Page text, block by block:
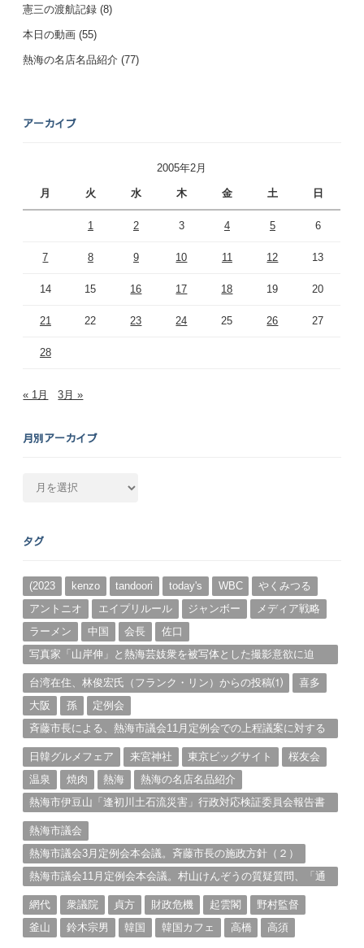
憲三の渡航記録 (8)
本日の動画 (55)
熱海の名店名品紹介 (77)
アーカイブ
2005年2月
月 火 水 木 金 土 日
1 2 3 4 5 6
7 8 9 10 11 12 13
14 15 16 17 18 19 20
21 22 23 24 25 26 27
28
« 1月 3月 »
月別アーカイブ
カ
ブ
タグ
(2023 kenzo tandoori today's WBC
やくみつる
アントニオ
エイプリルール ジャンボー
メディア戦略
ラーメン
中国 会長
佐口
写真家「山岸伸」と熱海芸妓衆を被写体とした撮影意欲に迫
台湾在住、林俊宏氏（フランク・リン）からの投稿⑴
喜多
大阪
孫
定例会
斉藤市長による、熱海市議会11月定例会での上程議案に対する
日韓グルメフェア
来宮神社 東京ビッグサイト
桜友会
温泉
焼肉 熱海
熱海の名店名品紹介
熱海市伊豆山「逢初川土石流災害」行政対応検証委員会報告書
熱海市議会
熱海市議会3月定例会本会議。斉藤市長の施政方針（２）
熱海市議会11月定例会本会議。村山けんぞうの質疑質問、「通
網代
衆議院 貞方 財政危機 起雲閣
野村監督
釜山
鈴木宗男 韓国 韓国カフェ 高橋 高須